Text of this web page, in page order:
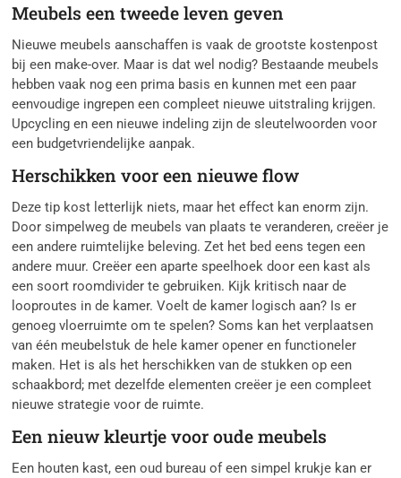
Meubels een tweede leven geven
Nieuwe meubels aanschaffen is vaak de grootste kostenpost
bij een make-over. Maar is dat wel nodig? Bestaande meubels
hebben vaak nog een prima basis en kunnen met een paar
eenvoudige ingrepen een compleet nieuwe uitstraling krijgen.
Upcycling en een nieuwe indeling zijn de sleutelwoorden voor
een budgetvriendelijke aanpak.
Herschikken voor een nieuwe flow
Deze tip kost letterlijk niets, maar het effect kan enorm zijn.
Door simpelweg de meubels van plaats te veranderen, creëer je
een andere ruimtelijke beleving. Zet het bed eens tegen een
andere muur. Creëer een aparte speelhoek door een kast als
een soort roomdivider te gebruiken. Kijk kritisch naar de
looproutes in de kamer. Voelt de kamer logisch aan? Is er
genoeg vloerruimte om te spelen? Soms kan het verplaatsen
van één meubelstuk de hele kamer opener en functioneler
maken. Het is als het herschikken van de stukken op een
schaakbord; met dezelfde elementen creëer je een compleet
nieuwe strategie voor de ruimte.
Een nieuw kleurtje voor oude meubels
Een houten kast, een oud bureau of een simpel krukje kan er